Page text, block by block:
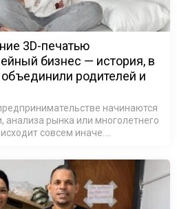
3D-печатью
бизнес — история, в
объединили родителей и
начинаются
анализа рынка или многолетнего
совсем иначе.
…